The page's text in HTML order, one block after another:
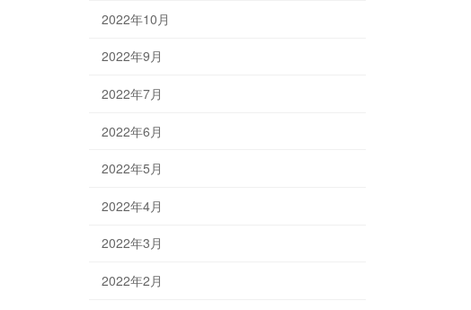
2022年10月
2022年9月
2022年7月
2022年6月
2022年5月
2022年4月
2022年3月
2022年2月